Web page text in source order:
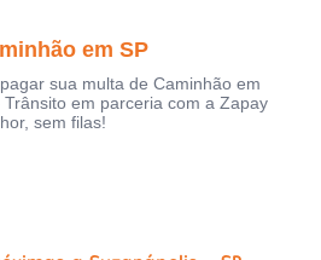
em SP
sua multa de Caminhão em
Trânsito em parceria com a Zapay
sem filas!